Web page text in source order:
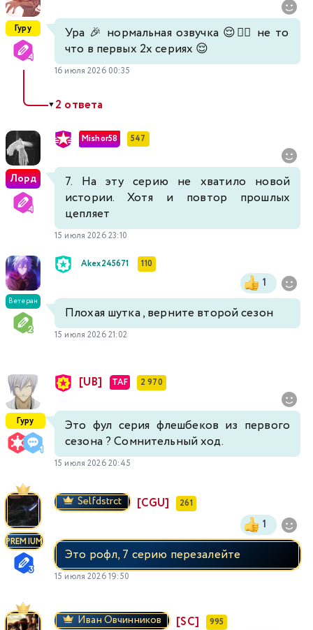
Гуру
Ура 🎉 нормальная озвучка 😌👍🏼 не то
что в первых 2х сериях 😌
16 июля 2026 00:35
▼2 ответа
Лорд
Mishor58 547
7. На эту серию не хватило новой
истории. Хотя и повтор прошлых
цепляет
15 июля 2026 23:10
Ветеран
Akex245671 110
1
Плохая шутка , верните второй сезон
15 июля 2026 21:02
Гуру
[UB] TAF 2 970
Это фул серия флешбеков из первого
сезона ? Сомнительный ход.
15 июля 2026 20:45
PREMIUM
Selfdstrct [CGU] 261
1
Это рофл, 7 серию перезалейте
15 июля 2026 19:50
Иван Овчинников [SC] 995